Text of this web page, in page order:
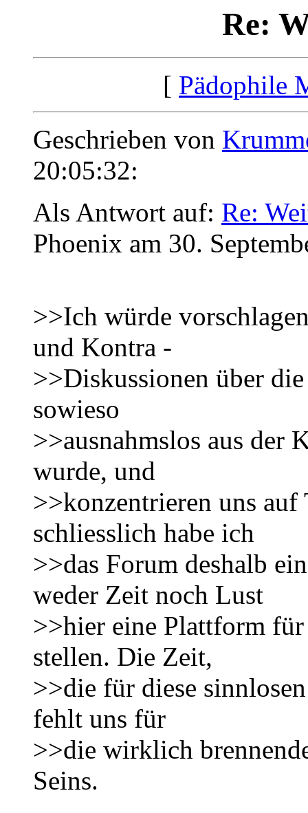
Re:
[ Pädophile
Geschrieben von
20:05:32:
Als Antwort auf: Re:
Phoenix am 30.
>>Ich würde
und Kontra -
>>Diskussionen über
sowieso
>>ausnahmslos aus der
wurde, und
>>konzentrieren uns
schliesslich habe ich
>>das Forum deshalb
weder Zeit noch Lust
>>hier eine Plattform
stellen. Die Zeit,
>>die für diese
fehlt uns für
>>die wirklich
Seins.